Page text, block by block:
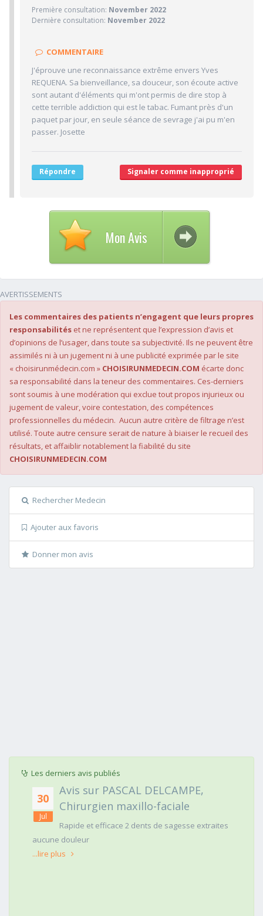
10/10 Confiance accordée
9/10 Clarté des informations médicales délivrées
10/10 Ponctualité/Temps en salle d'attente/Retard
CABINET/LOCAUX9/10
10/10 Desserte par les transports en commun
8/10 Stationnements alentours
Première consultation: November 2022
Dernière consultation: November 2022
COMMENTAIRE
J'éprouve une reconnaissance extrême envers Yves
REQUENA. Sa bienveillance, sa douceur, son écoute active
sont autant d'éléments qui m'ont permis de dire stop à
cette terrible addiction qui est le tabac. Fumant près d'un
paquet par jour, en seule séance de sevrage j'ai pu m'en
passer. Josette
Répondre Signaler comme inapproprié
Mon Avis
AVERTISSEMENTS
Les commentaires des patients n’engagent que leurs propres
responsabilités et ne représentent que l’expression d’avis et
d’opinions de l’usager, dans toute sa subjectivité. Ils ne peuvent être
assimilés ni à un jugement ni à une publicité exprimée par le site
« choisirunmédecin.com » CHOISIRUNMEDECIN.COM écarte donc
sa responsabilité dans la teneur des commentaires. Ces-derniers
sont soumis à une modération qui exclue tout propos injurieux ou
jugement de valeur, voire contestation, des compétences
professionnelles du médecin. Aucun autre critère de filtrage n’est
utilisé. Toute autre censure serait de nature à biaiser le recueil des
résultats, et affaiblir notablement la fiabilité du site
CHOISIRUNMEDECIN.COM
Rechercher Medecin
Ajouter aux favoris
Donner mon avis
Les derniers avis publiés
30
Jul
Avis sur PASCAL DELCAMPE,
Chirurgien maxillo-faciale
Rapide et efficace 2 dents de sagesse extraites
aucune douleur
...lire plus